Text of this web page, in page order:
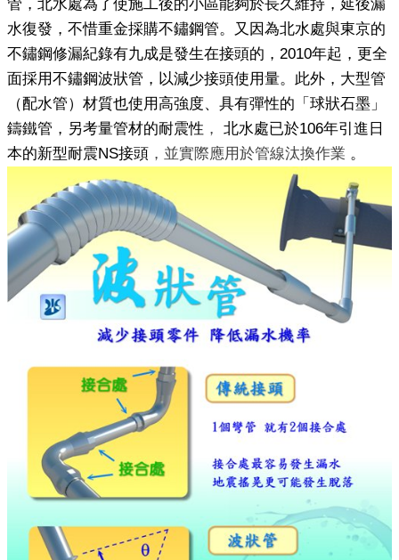
管，北水處為了使施工後的小區能夠於長久維持，延後漏
水復發，不惜重金採購不鏽鋼管。又因為北水處與東京的
不鏽鋼修漏紀錄有九成是發生在接頭的，2010年起，更全
面採用不鏽鋼波狀管，以減少接頭使用量。此外，大型管
（配水管）材質也使用高強度、具有彈性的「球狀石墨」
鑄鐵管，另考量管材的耐震性 ，
北水處已於106年引進日
本的新型耐震NS接頭 ，並實際應用於管線汰換作業 。